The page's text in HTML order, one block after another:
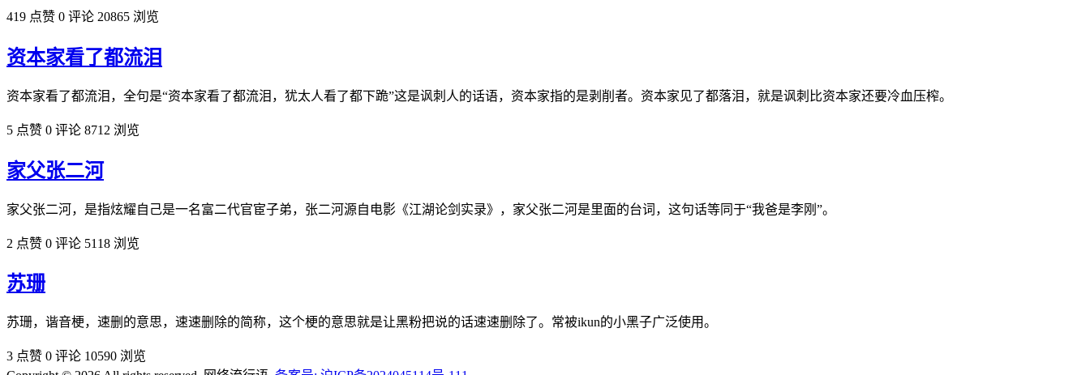
419 点赞 0 评论 20865 浏览
资本家看了都流泪
资本家看了都流泪，全句是“资本家看了都流泪，犹太人看了都下跪”这是讽刺人的话语，资本家指的是剥削者。资本家见了都落泪，就是讽刺比资本家还要冷血压榨。
5 点赞 0 评论 8712 浏览
家父张二河
家父张二河，是指炫耀自己是一名富二代官宦子弟，张二河源自电影《江湖论剑实录》，家父张二河是里面的台词，这句话等同于“我爸是李刚”。
2 点赞 0 评论 5118 浏览
苏珊
苏珊，谐音梗，速删的意思，速速删除的简称，这个梗的意思就是让黑粉把说的话速速删除了。常被ikun的小黑子广泛使用。
3 点赞 0 评论 10590 浏览